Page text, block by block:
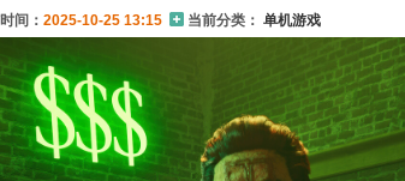
间： 2025-10-25 13:15 当前分类： 单机游戏